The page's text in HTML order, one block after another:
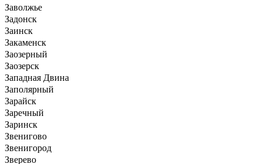
Заволжье
Задонск
Заинск
Закаменск
Заозерный
Заозерск
Западная Двина
Заполярный
Зарайск
Заречный
Заринск
Звенигово
Звенигород
Зверево